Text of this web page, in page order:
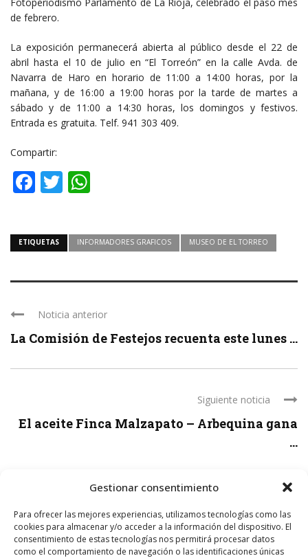
Gestionar consentimiento
Para ofrecer las mejores experiencias, utilizamos tecnologías como las
cookies para almacenar y/o acceder a la información del dispositivo. El
consentimiento de estas tecnologías nos permitirá procesar datos
como el comportamiento de navegación o las identificaciones únicas
de febrero.
La exposición permanecerá abierta al público desde el 22 de
abril hasta el 10 de julio en “El Torreón” en la calle Avda. de
Navarra de Haro en horario de 11:00 a 14:00 horas, por la
mañana, y de 16:00 a 19:00 horas por la tarde de martes a
sábado y de 11:00 a 14:30 horas, los domingos y festivos.
Entrada es gratuita. Telf. 941 303 409.
Compartir:
Facebook
Twitter
ETIQUETAS INFORMADORES GRAFICOS MUSEO DE EL TORREO
Noticia anterior
La Comisión de Festejos recuenta este lunes ...
Siguiente noticia
El aceite Finca Malzapato – Arbequina gana
...
LEAVE A REPLY